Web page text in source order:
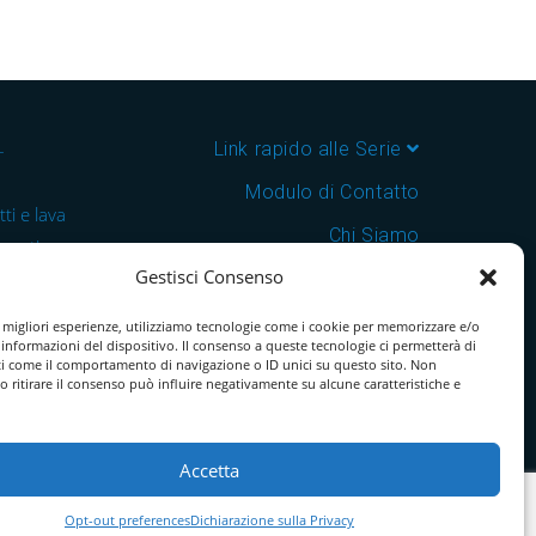
Gestisci Consenso
esperienze, utilizziamo tecnologie come i cookie per memorizzare e/o
informazioni del dispositivo. Il consenso a queste tecnologie ci permetterà di
come il comportamento di navigazione o ID unici su questo sito. Non
ritirare il consenso può influire negativamente su alcune caratteristiche e
Accetta
Opt-out preferencesDichiarazione sulla Privacy
e lava
e
in
Link rapido alle Serie
Modulo di Contatto
Chi Siamo
Download Catalogo PDF
Cookie Policy